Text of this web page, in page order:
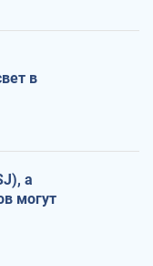
в
а
могут